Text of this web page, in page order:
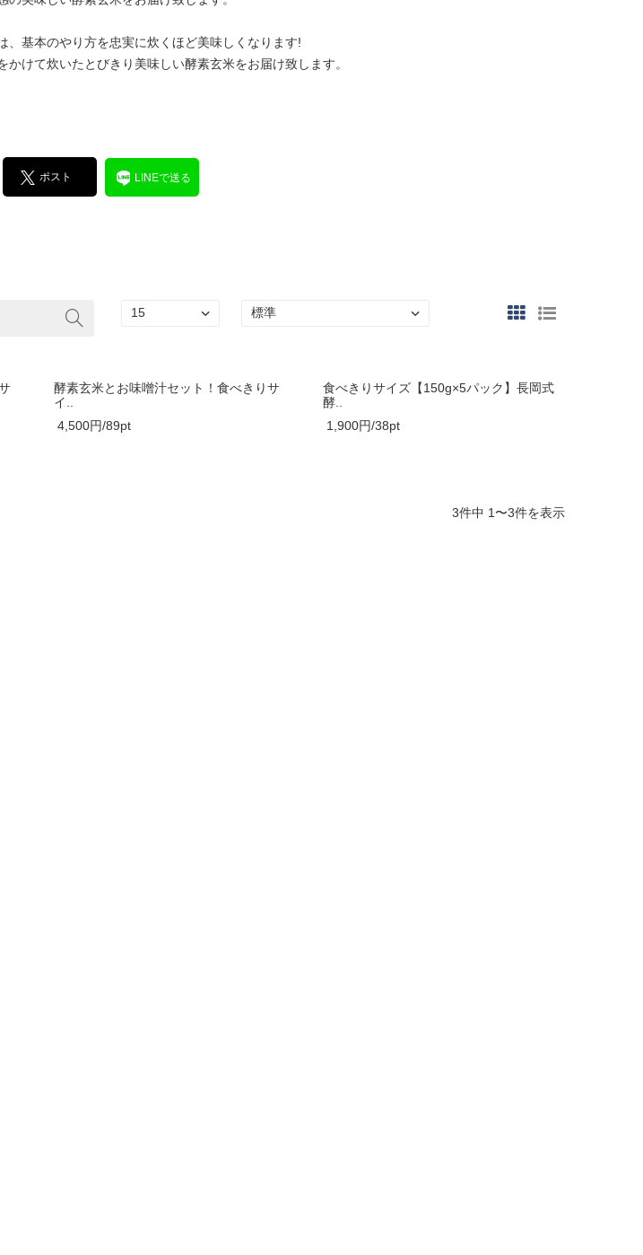
基本のやり方を忠実に炊くほど美味しくなります!
けて炊いたとびきり美味しい酵素玄米をお届け致します。
ポスト LINEで送る
酵素玄米とお味噌汁セット！食べきりサ
イ..
4,500円/89pt
食べきりサイズ【150g×5パック】長岡式
酵..
1,900円/38pt
3件中 1〜3件を表示